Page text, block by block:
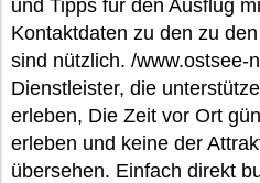
und Tipps für den Ausflug
Kontaktdaten zu den zu
sind nützlich. /www.ostsee-
Dienstleister, die
erleben, Die Zeit vor Ort
erleben und keine der
übersehen. Einfach direkt